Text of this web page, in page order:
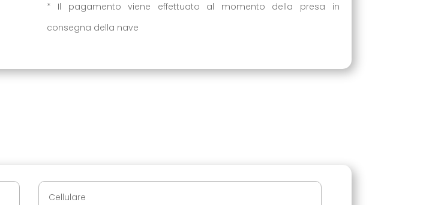
* Il pagamento viene effettuato al momento della presa in
consegna della nave